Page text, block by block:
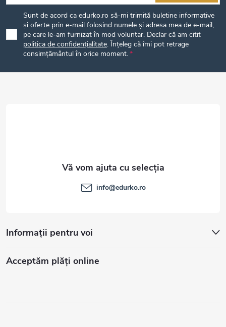
b
o
Sunt de acord ca edurko.ro să-mi trimită buletine informative
și oferte prin e-mail folosind numele și adresa mea de e-mail,
pe care le-am furnizat în mod voluntar. Declar că am citit
politica de confidențialitate. Înțeleg că îmi pot retrage
consimțământul în orice moment.
Informații pentru voi
Acceptăm plăţi online
info@edurko.ro